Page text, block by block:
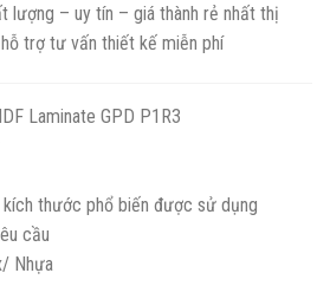
lượng – uy tín – giá thành rẻ nhất thị
trợ tư vấn thiết kế miễn phí
Laminate GPD P1R3
thước phổ biến được sử dụng
cầu
Nhựa